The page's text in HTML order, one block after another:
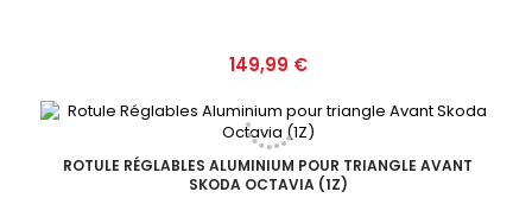
Prix
149,99 €
ROTULE RÉGLABLES ALUMINIUM POUR TRIANGLE AVANT
SKODA OCTAVIA (1Z)